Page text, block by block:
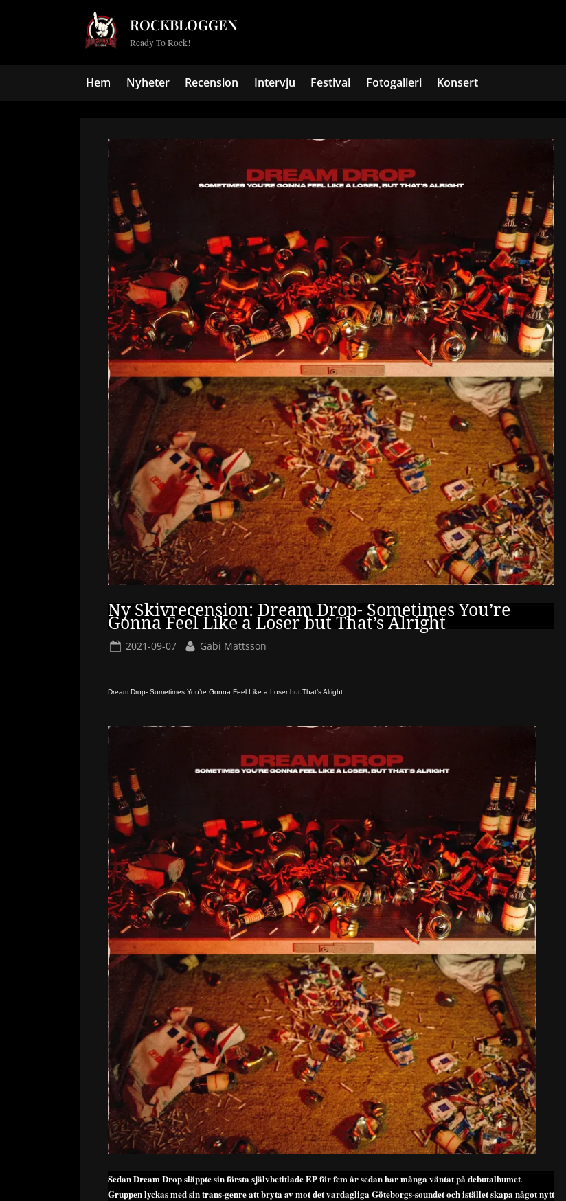
ROCKBLOGGEN
Ready To Rock!
Hem Nyheter Recension Intervju Festival Fotogalleri Konsert
Ny Skivrecension: Dream Drop- Sometimes You’re
Gonna Feel Like a Loser but That’s Alright
Posted
2021-09-07 By
Gabi Mattsson
Dream Drop- Sometimes You’re Gonna Feel Like a Loser but That’s Alright
Sedan Dream Drop släppte sin första självbetitlade EP för fem år sedan har många väntat på debutalbumet.
Gruppen lyckas med sin trans-genre att bryta av mot det vardagliga Göteborgs-soundet och istället skapa något nytt